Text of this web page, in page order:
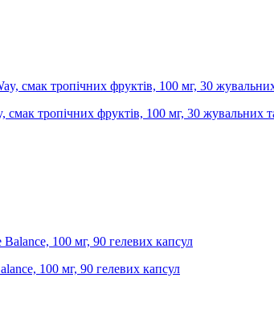
тропічних фруктів, 100 мг, 30 жувальних
100 мг, 90 гелевих капсул